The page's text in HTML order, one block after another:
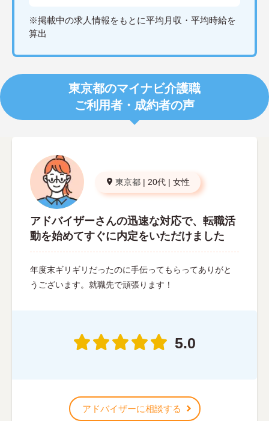
※掲載中の求人情報をもとに平均月収・平均時給を
算出
東京都のマイナビ介護職
ご利用者・成約者の声
東京都 | 20代 | 女性
アドバイザーさんの迅速な対応で、転職活
動を始めてすぐに内定をいただけました
年度末ギリギリだったのに手伝ってもらってありがと
うございます。就職先で頑張ります！
5.0
アドバイザーに相談する